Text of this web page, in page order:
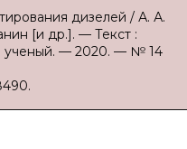
дизелей / А. А.
[и др.]. — Текст :
ученый. — 2020. — № 14